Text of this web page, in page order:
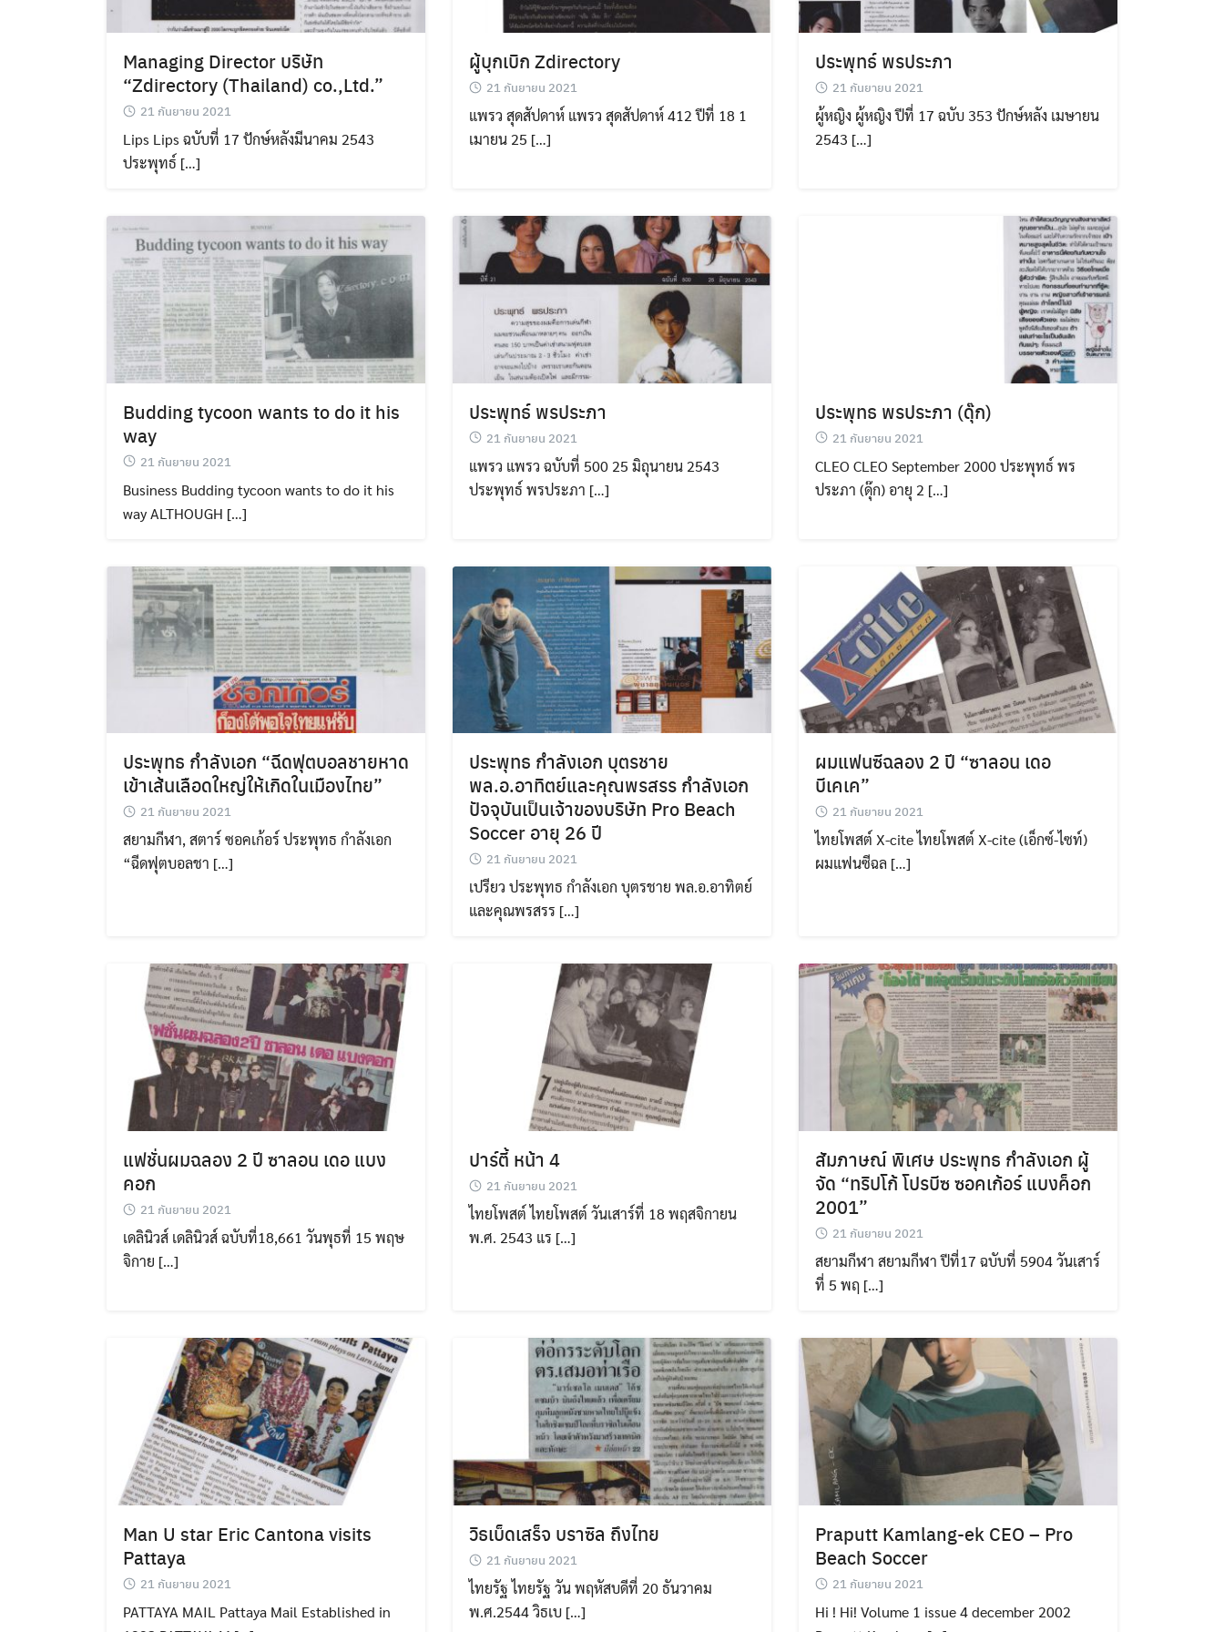
for:
Search
Managing Director บริษัท
“Zdirectory (Thailand) co.,Ltd.”
21 กันยายน 2021
Lips Lips ฉบับที่ 17 ปักษ์หลังมีนาคม 2543
ประพุทธ์ […]
ผู้บุกเบิก Zdirectory
21 กันยายน 2021
แพรว สุดสัปดาห์ แพรว สุดสัปดาห์ 412 ปีที่ 18 1
เมายน 25 […]
ประพุทธ์ พรประภา
21 กันยายน 2021
ผู้หญิง ผู้หญิง ปีที่ 17 ฉบับ 353 ปักษ์หลัง เมษายน
2543 […]
Budding tycoon wants to do it his
way
21 กันยายน 2021
Business Budding tycoon wants to do it his
way ALTHOUGH […]
ประพุทธ์ พรประภา
21 กันยายน 2021
แพรว แพรว ฉบับที่ 500 25 มิถุนายน 2543
ประพุทธ์ พรประภา […]
ประพุทธ พรประภา (ดุ๊ก)
21 กันยายน 2021
CLEO CLEO September 2000 ประพุทธ์ พร
ประภา (ดุ๊ก) อายุ 2 […]
ประพุทธ กำลังเอก “ฉีดฟุตบอลชายหาด
เข้าเส้นเลือดใหญ่ให้เกิดในเมืองไทย”
21 กันยายน 2021
สยามกีฬา, สตาร์ ซอคเก้อร์ ประพุทธ กำลังเอก
“ฉีดฟุตบอลชา […]
ประพุทธ กำลังเอก บุตรชาย
พล.อ.อาทิตย์และคุณพรสรร กำลังเอก
ปัจจุบันเป็นเจ้าของบริษัท Pro Beach
Soccer อายุ 26 ปี
21 กันยายน 2021
เปรียว ประพุทธ กำลังเอก บุตรชาย พล.อ.อาทิตย์
และคุณพรสรร […]
ผมแฟนซีฉลอง 2 ปี “ซาลอน เดอ
บีเคเค”
21 กันยายน 2021
ไทยโพสต์ X-cite ไทยโพสต์ X-cite (เอ็กซ์-ไซท์)
ผมแฟนซีฉล […]
แฟชั่นผมฉลอง 2 ปี ซาลอน เดอ แบง
คอก
21 กันยายน 2021
เดลินิวส์ เดลินิวส์ ฉบับที่18,661 วันพุธที่ 15 พฤษ
จิกาย […]
ปาร์ตี้ หน้า 4
21 กันยายน 2021
ไทยโพสต์ ไทยโพสต์ วันเสาร์ที่ 18 พฤสจิกายน
พ.ศ. 2543 แร […]
สัมภาษณ์ พิเศษ ประพุทธ กำลังเอก ผู้
จัด “ทริปโก้ โปรบีซ ซอคเก้อร์ แบงค็อก
2001”
21 กันยายน 2021
สยามกีฬา สยามกีฬา ปีที่17 ฉบับที่ 5904 วันเสาร์
ที่ 5 พฤ […]
Man U star Eric Cantona visits
Pattaya
21 กันยายน 2021
PATTAYA MAIL Pattaya Mail Established in
วิธเบ็ดเสร็จ บราซิล ถึงไทย
21 กันยายน 2021
ไทยรัฐ ไทยรัฐ วัน พฤหัสบดีที่ 20 ธันวาคม
พ.ศ.2544 วิธเบ […]
Praputt Kamlang-ek CEO – Pro
Beach Soccer
21 กันยายน 2021
Hi ! Hi! Volume 1 issue 4 december 2002